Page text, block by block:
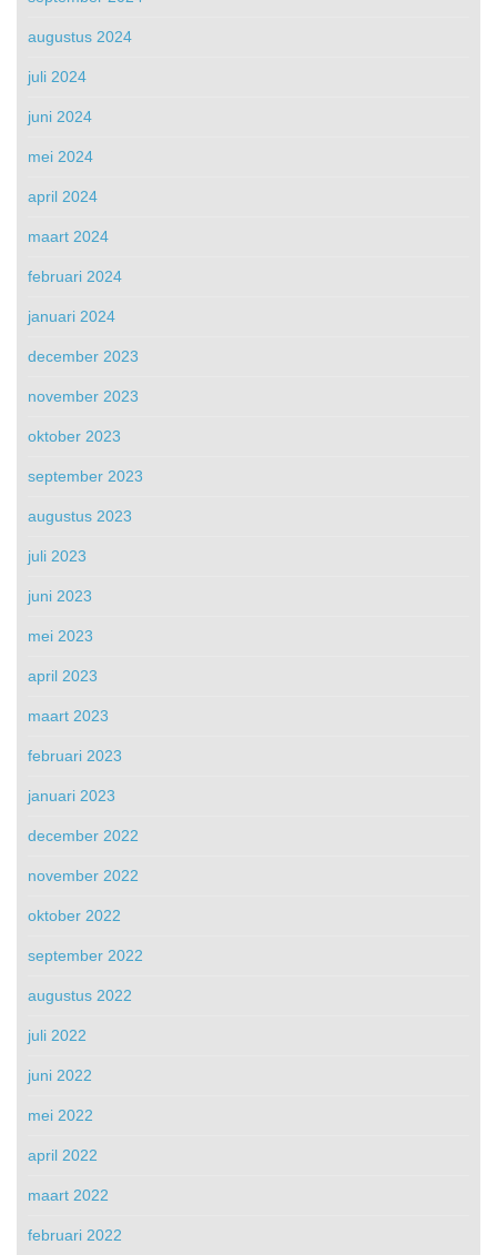
augustus 2024
juli 2024
juni 2024
mei 2024
april 2024
maart 2024
februari 2024
januari 2024
december 2023
november 2023
oktober 2023
september 2023
augustus 2023
juli 2023
juni 2023
mei 2023
april 2023
maart 2023
februari 2023
januari 2023
december 2022
november 2022
oktober 2022
september 2022
augustus 2022
juli 2022
juni 2022
mei 2022
april 2022
maart 2022
februari 2022